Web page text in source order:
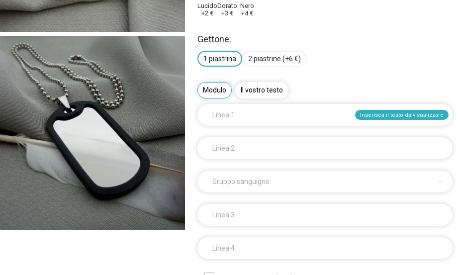
Lucido
+2 €
Dorato
+3 €
Nero
+4 €
Gettone:
1 piastrina 2 piastrine (+6 €)
Modulo Il vostro testo
Linea 1 Inserisca il testo da visualizzare
Linea 2
Gruppo sanguigno
Linea 3
Linea 4